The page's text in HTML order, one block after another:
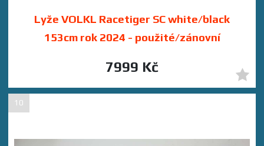
Lyže VOLKL Racetiger SC white/black
153cm rok 2024 - použité/zánovní
7999 Kč
10